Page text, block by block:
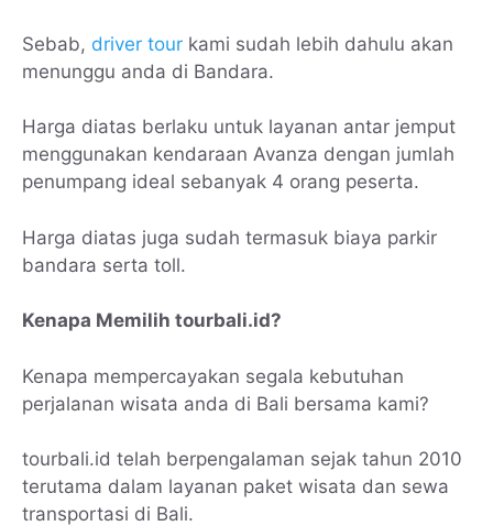
Sebab, driver tour kami sudah lebih dahulu akan
menunggu anda di Bandara.
Harga diatas berlaku untuk layanan antar jemput
menggunakan kendaraan Avanza dengan jumlah
penumpang ideal sebanyak 4 orang peserta.
Harga diatas juga sudah termasuk biaya parkir
bandara serta toll.
Kenapa Memilih tourbali.id?
Kenapa mempercayakan segala kebutuhan
perjalanan wisata anda di Bali bersama kami?
tourbali.id telah berpengalaman sejak tahun 2010
terutama dalam layanan paket wisata dan sewa
transportasi di Bali.